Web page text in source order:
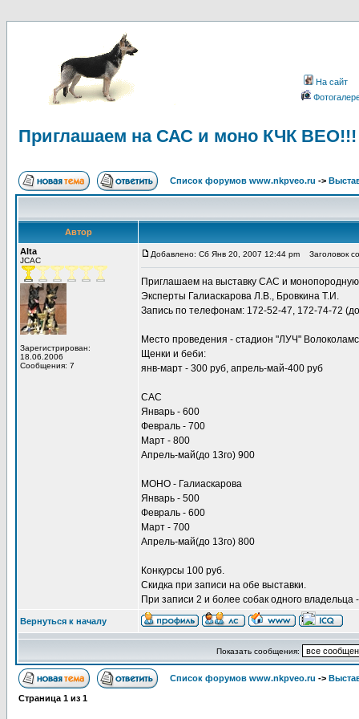
На сайт
Приглашаем на САС и моно КЧК ВЕО!!!
Список форумов www.nkpveo.ru ->
Автор
Alta
JCAC
Зарегистрирован:
18.06.2006
Сообщения: 7
Добавлено: Сб Янв 20, 2007 12:44 pm Заголовок
Приглашаем на выставку САС и
Эксперты Галиаскарова Л.В., Бровкина Т.И.
Запись по телефонам: 172-52-47, 172-74-72
Место проведения - стадион "ЛУЧ"
Щенки и беби:
янв-март - 300 руб, апрель-май-400 руб
САС
Январь - 600
Февраль - 700
Март - 800
Апрель-май(до 13го) 900
МОНО - Галиаскарова
Январь - 500
Февраль - 600
Март - 700
Апрель-май(до 13го) 800
Конкурсы 100 руб.
Скидка при записи на обе выставки.
При записи 2 и более собак одного владельца
Вернуться к началу
Показать сообщения:
Список форумов www.nkpveo.ru ->
Страница 1 из 1